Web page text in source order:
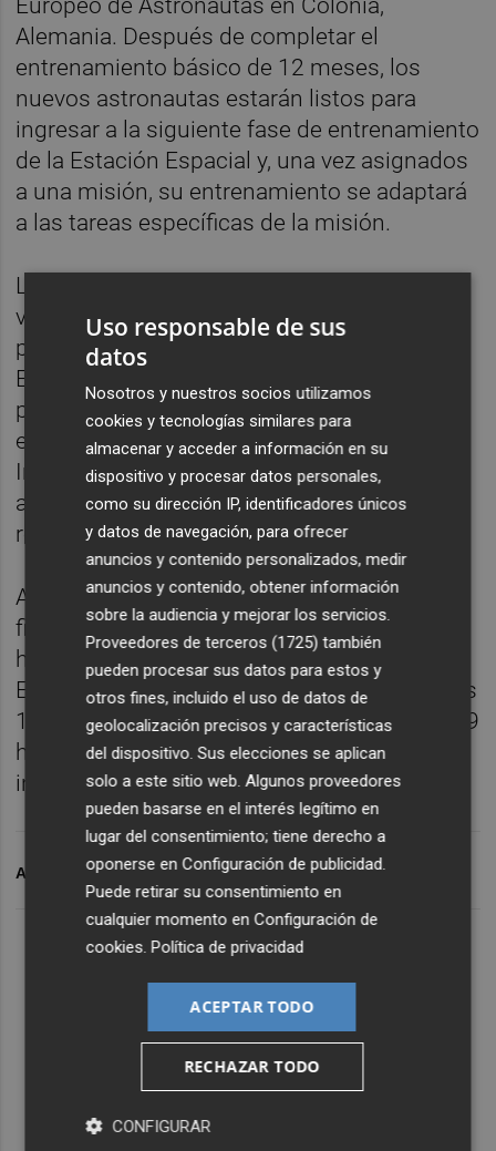
Europeo de Astronautas en Colonia,
Alemania. Después de completar el
entrenamiento básico de 12 meses, los
nuevos astronautas estarán listos para
ingresar a la siguiente fase de entrenamiento
de la Estación Espacial y, una vez asignados
a una misión, su entrenamiento se adaptará
a las tareas específicas de la misión.
La ESA recibió más de 22.500 solicitudes
válidas (17.126 hombres y 5.397 mujeres)
para el puesto de astronauta de todos los
Estados miembros y miembros asociados
para unirse al cuerpo de astronautas
europeos en misiones a la Estación Espacial
Internacional y más allá. Para el puesto de
astronauta con discapacidad física se
recibieron 257 solicitudes.
A nivel europeo, fueron invitados a la fase
final para elegir candidatos un total de 831
hombres y 530 mujeres. En el caso de
España, de 1.341 solicitudes válidas, de ellos
1.093 hombres y 298 mujeres. Un total de 39
hombres y 28 mujeres españoles fueron
invitados a las fases finales.
ARCHIVADO EN NAU
Uso responsable de sus
datos
Nosotros y nuestros socios utilizamos
cookies y tecnologías similares para
almacenar y acceder a información en su
dispositivo y procesar datos personales,
como su dirección IP, identificadores únicos
y datos de navegación, para ofrecer
anuncios y contenido personalizados, medir
anuncios y contenido, obtener información
sobre la audiencia y mejorar los servicios.
Proveedores de terceros (1725) también
pueden procesar sus datos para estos y
otros fines, incluido el uso de datos de
geolocalización precisos y características
del dispositivo. Sus elecciones se aplican
solo a este sitio web. Algunos proveedores
pueden basarse en el interés legítimo en
lugar del consentimiento; tiene derecho a
oponerse enConfiguración de publicidad.
Puede retirar su consentimiento en
cualquier momento enConfiguración de
cookies.Política de privacidad
ACEPTAR TODO
RECHAZAR TODO
CONFIGURAR